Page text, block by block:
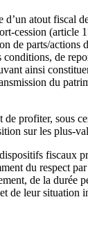
d’un atout fiscal
cession (article
de parts/actions
conditions, de
ainsi
du
de profiter, sous
sur les plus-
fiscaux
du respect
de la durée
de leur situation